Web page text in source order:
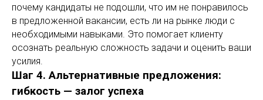
почему кандидаты не подошли, что им не понравилось
в предложенной вакансии, есть ли на рынке люди с
необходимыми навыками. Это помогает клиенту
осознать реальную сложность задачи и оценить ваши
усилия.
Шаг 4. Альтернативные предложения:
гибкость — залог успеха